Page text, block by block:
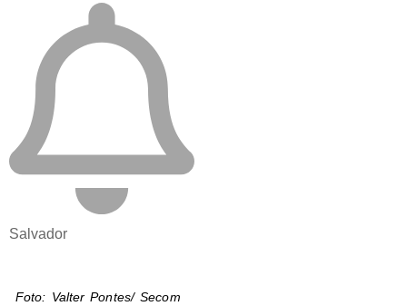
Salvador
Foto: Valter Pontes/ Secom